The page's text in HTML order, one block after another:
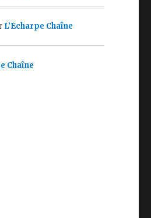
L’Echarpe Chaîne
Chaîne